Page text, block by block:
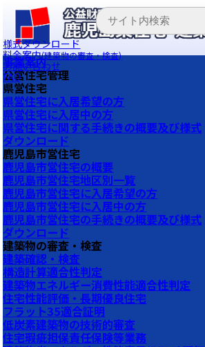
様式ダウンロード
料金案内(建築物の審査・検査)
お問い合わせ
FAQ
事業案内
公営住宅管理
県営住宅
県営住宅に入居希望の方
県営住宅に入居中の方
県営住宅に関する手続きの概要及び様式
ダウンロード
鹿児島市営住宅
鹿児島市営住宅の概要
鹿児島市営住宅地区別一覧
鹿児島市営住宅に入居希望の方
鹿児島市営住宅に入居中の方
鹿児島市営住宅の手続きの概要及び様式
ダウンロード
建築物の審査・検査
建築確認・検査
構造計算適合性判定
建築物エネルギー消費性能適合性判定
住宅性能評価・長期優良住宅
フラット35適合証明
低炭素建築物の技術的審査
住宅瑕疵担保責任保険等業務